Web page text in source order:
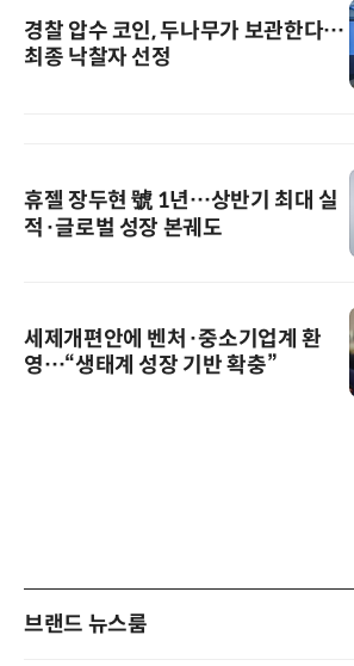
경찰 압수 코인, 두나무가 보관한다…
최종 낙찰자 선정
휴젤 장두현 號 1년…상반기 최대 실
적·글로벌 성장 본궤도
세제개편안에 벤처·중소기업계 환
영…“생태계 성장 기반 확충”
브랜드 뉴스룸